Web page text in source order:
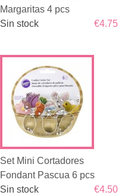
Margaritas 4 pcs
€4.75
Sin stock
Set Mini Cortadores
Fondant Pascua 6 pcs
€4.50
Sin stock